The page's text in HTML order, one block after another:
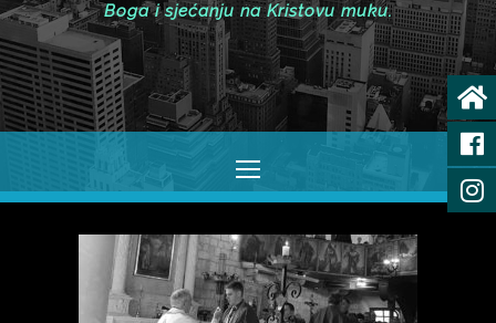
Boga i sjećanju na Kristovu muku.